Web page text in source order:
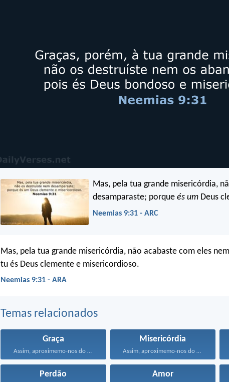
Mas, pela tua grande misericórdia,
desamparaste; porque és um Deus
Neemias 9:31 - ARC
Mas, pela tua grande misericórdia, não acabaste com eles
tu és Deus clemente e misericordioso.
Neemias 9:31 - ARA
Temas relacionados
Graça
Assim, aproximemo-nos do trono...
Misericórdia
Assim, aproximemo-nos do trono...
Perdão Amor